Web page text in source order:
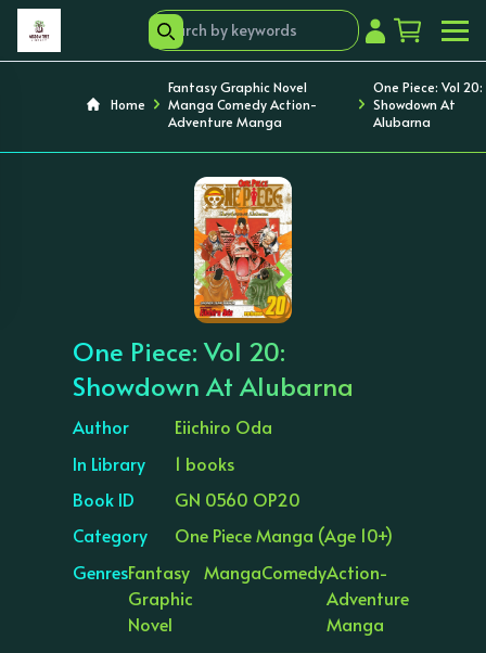
Home
Fantasy Graphic Novel
Manga Comedy Action-
Adventure Manga
One Piece: Vol 20:
Showdown At
Alubarna
‹ ›
One Piece: Vol 20:
Showdown At Alubarna
Author
Eiichiro Oda
In Library
1 books
Book ID
GN 0560 OP20
Category
One Piece Manga (Age 10+)
GenresFantasy
Graphic
Novel
MangaComedyAction-
Adventure
Manga